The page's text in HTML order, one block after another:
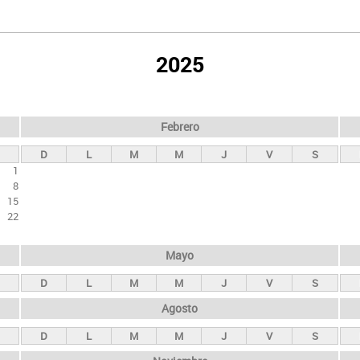
2025
1
8
15
22
Febrero
D L M M J V S
Mayo
D L M M J V S
Agosto
D L M M J V S